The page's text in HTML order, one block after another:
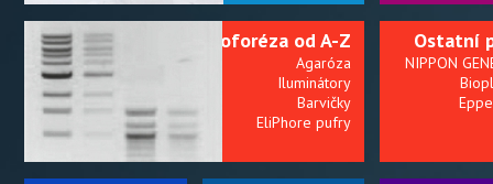
kolonky
Elektroforéza od A-Z
Agaróza
Iluminátory
Barvičky
EliPhore pufry
Ostatní
NIPPON